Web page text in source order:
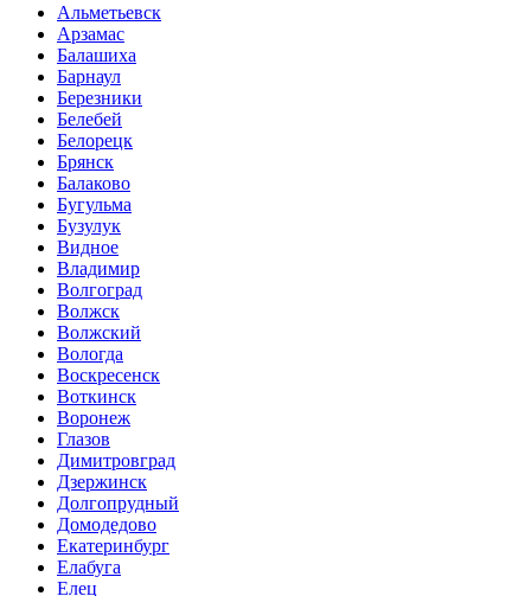
Альметьевск
Арзамас
Балашиха
Барнаул
Березники
Белебей
Белорецк
Брянск
Балаково
Бугульма
Бузулук
Видное
Владимир
Волгоград
Волжск
Волжский
Вологда
Воскресенск
Воткинск
Воронеж
Глазов
Димитровград
Дзержинск
Долгопрудный
Домодедово
Екатеринбург
Елабуга
Елец